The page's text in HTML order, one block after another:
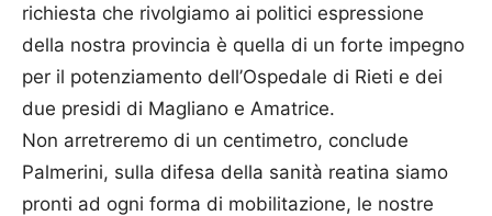
richiesta che rivolgiamo ai politici espressione
della nostra provincia è quella di un forte impegno
per il potenziamento dell’Ospedale di Rieti e dei
due presidi di Magliano e Amatrice.
Non arretreremo di un centimetro, conclude
Palmerini, sulla difesa della sanità reatina siamo
pronti ad ogni forma di mobilitazione, le nostre